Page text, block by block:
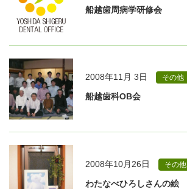
船越歯周病学研修会
2008年11月 3日 その他
船越歯科OB会
2008年10月26日 その他
わたなべひろしさんの絵